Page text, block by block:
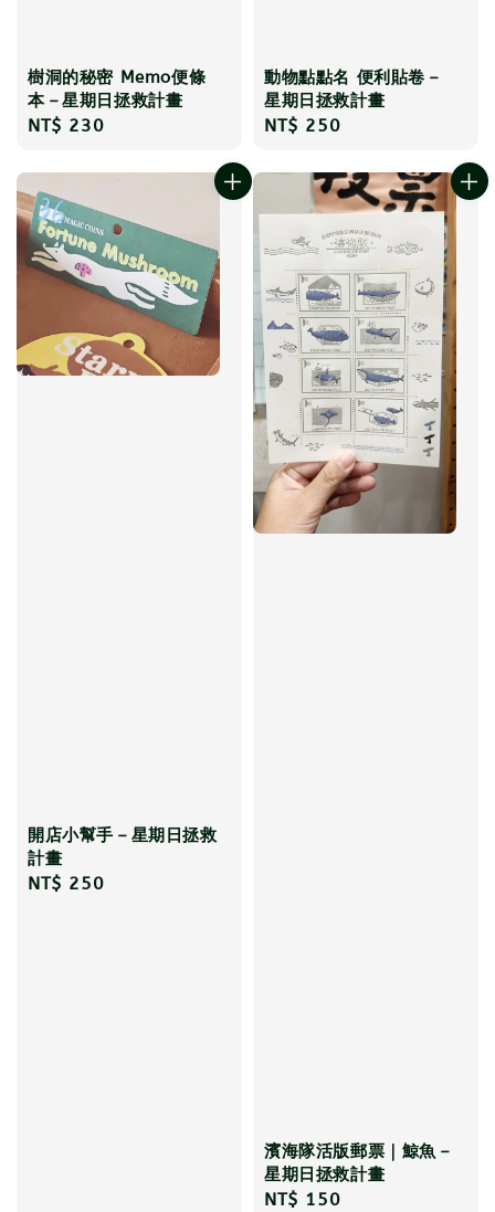
樹洞的秘密 Memo便條
本－星期日拯救計畫
Regular
NT$ 230
動物點點名 便利貼卷－
星期日拯救計畫
Regular
NT$ 250
開店小幫手－星期日拯救
計畫
Regular
NT$ 250
濱海隊活版郵票｜鯨魚－
星期日拯救計畫
Regular
NT$ 150